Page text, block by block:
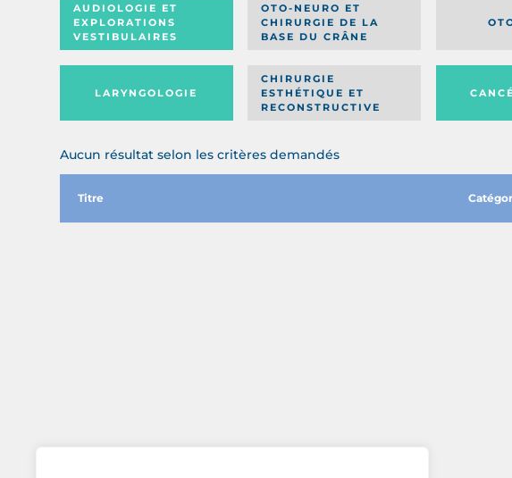
AUDIOLOGIE ET
EXPLORATIONS
VESTIBULAIRES
OTO-NEURO ET
CHIRURGIE DE LA
BASE DU CRÂNE
LARYNGOLOGIE
CHIRURGIE
ESTHÉTIQUE ET
RECONSTRUCTIVE
Aucun résultat selon les critères demandés
Titre